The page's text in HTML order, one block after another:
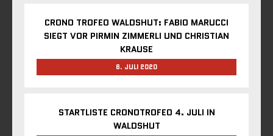
CRONO TROFEO WALDSHUT: FABIO MARUCCI
SIEGT VOR PIRMIN ZIMMERLI UND CHRISTIAN
KRAUSE
6. JULI 2020
STARTLISTE CRONOTROFEO 4. JULI IN
WALDSHUT